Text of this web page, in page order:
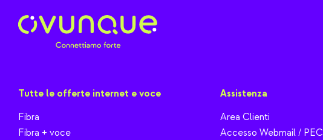
Tutte le offerte internet e voce
Fibra
Fibra + voce
Assistenza
Area Clienti
Accesso Webmail / PEC